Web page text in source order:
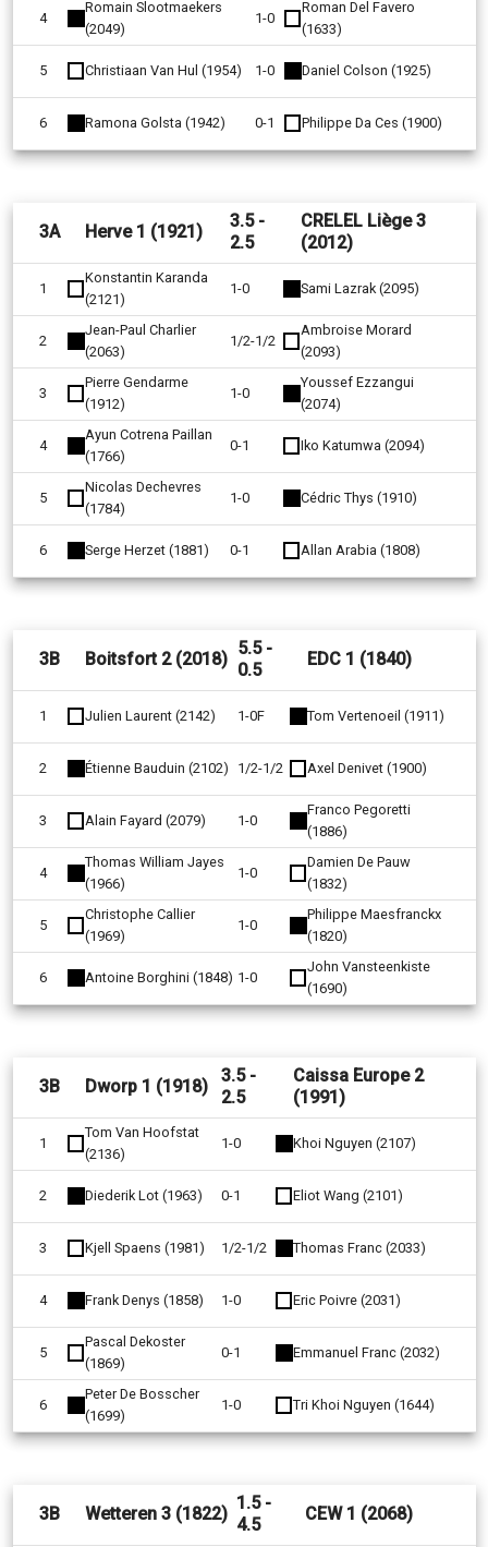
4
Romain Slootmaekers
(2049)
1-0
Roman Del Favero
(1633)
5 Christiaan Van Hul (1954) 1-0 Daniel Colson (1925)
6 Ramona Golsta (1942) 0-1 Philippe Da Ces (1900)
3A Herve 1 (1921)
3.5 -
2.5
CRELEL Liège 3
(2012)
1
Konstantin Karanda
(2121)
1-0 Sami Lazrak (2095)
2
Jean-Paul Charlier
(2063)
1/2-1/2
Ambroise Morard
(2093)
3
Pierre Gendarme
(1912)
1-0
Youssef Ezzangui
(2074)
4
Ayun Cotrena Paillan
(1766)
0-1 Iko Katumwa (2094)
5
Nicolas Dechevres
(1784)
1-0 Cédric Thys (1910)
6 Serge Herzet (1881) 0-1 Allan Arabia (1808)
3B Boitsfort 2 (2018)
5.5 -
0.5
EDC 1 (1840)
1 Julien Laurent (2142) 1-0F Tom Vertenoeil (1911)
2 Étienne Bauduin (2102) 1/2-1/2 Axel Denivet (1900)
3 Alain Fayard (2079) 1-0
Franco Pegoretti
(1886)
4
Thomas William Jayes
(1966)
1-0
Damien De Pauw
(1832)
5
Christophe Callier
(1969)
1-0
Philippe Maesfranckx
(1820)
6 Antoine Borghini (1848) 1-0
John Vansteenkiste
(1690)
3B Dworp 1 (1918)
3.5 -
2.5
Caissa Europe 2
(1991)
1
Tom Van Hoofstat
(2136)
1-0 Khoi Nguyen (2107)
2 Diederik Lot (1963) 0-1 Eliot Wang (2101)
3 Kjell Spaens (1981) 1/2-1/2 Thomas Franc (2033)
4 Frank Denys (1858) 1-0 Eric Poivre (2031)
5
Pascal Dekoster
(1869)
0-1 Emmanuel Franc (2032)
6
Peter De Bosscher
(1699)
1-0 Tri Khoi Nguyen (1644)
3B Wetteren 3 (1822)
1.5 -
4.5
CEW 1 (2068)